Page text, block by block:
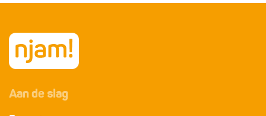
Aan de slag